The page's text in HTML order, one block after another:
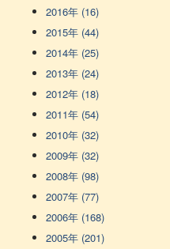
2016年 (16)
2015年 (44)
2014年 (25)
2013年 (24)
2012年 (18)
2011年 (54)
2010年 (32)
2009年 (32)
2008年 (98)
2007年 (77)
2006年 (168)
2005年 (201)